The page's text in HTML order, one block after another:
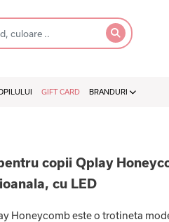
GIFT CARD BRANDURI
copii Qplay
cu LED
Honeycomb este o trotineta